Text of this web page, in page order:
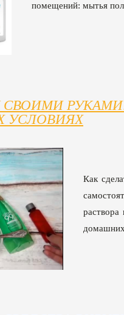
помещений: мытья
СВОИМИ
УСЛОВИЯХ
Как
раствора